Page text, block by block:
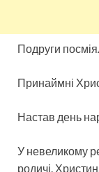
Подруги
Принаймні
Настав день
У невеликому
родичі.